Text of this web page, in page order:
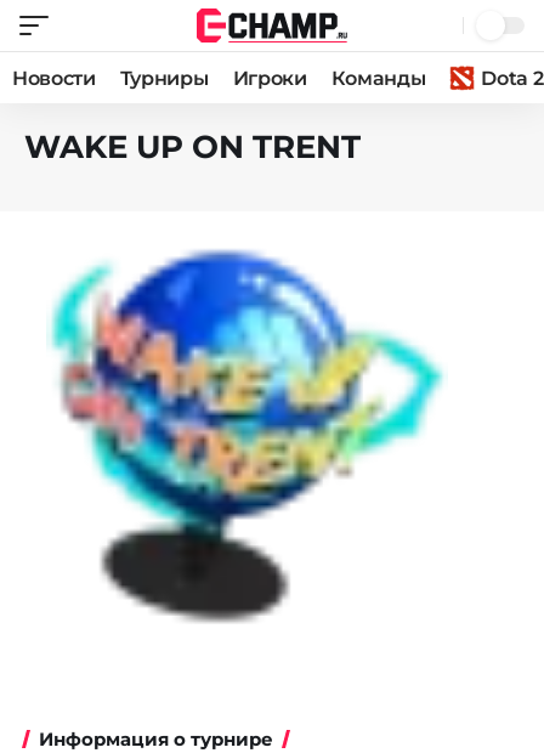
Новости Турниры Игроки Команды Dota 2
WAKE UP ON TRENT
Информация о турнире